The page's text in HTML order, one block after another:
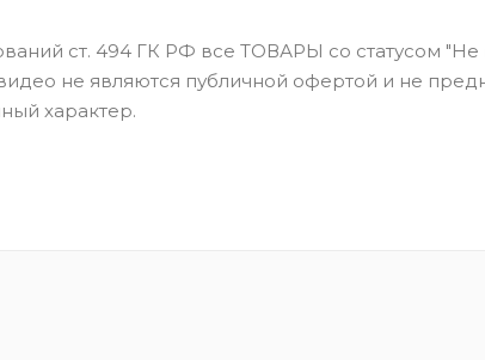
ст. 494 ГК РФ все ТОВАРЫ со статусом "Не
не являются публичной офертой и не
характер.